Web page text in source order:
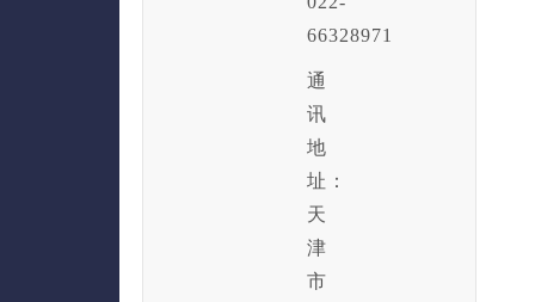
66328971
通
讯
地
址：
天
津
市